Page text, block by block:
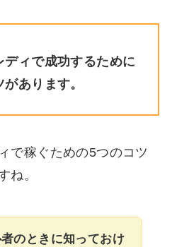
ィで成功するために
あります。
で稼ぐための5つのコツ
ね。
のときに知っておけ